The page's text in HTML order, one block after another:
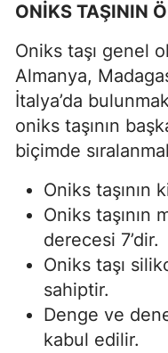
ONİKS TAŞININ
Oniks taşı genel
Almanya,
İtalya’da
oniks taşının
biçimde
Oniks taşının
Oniks taşının
derecesi 7’dir.
Oniks taşı
sahiptir.
Denge ve
kabul edilir.